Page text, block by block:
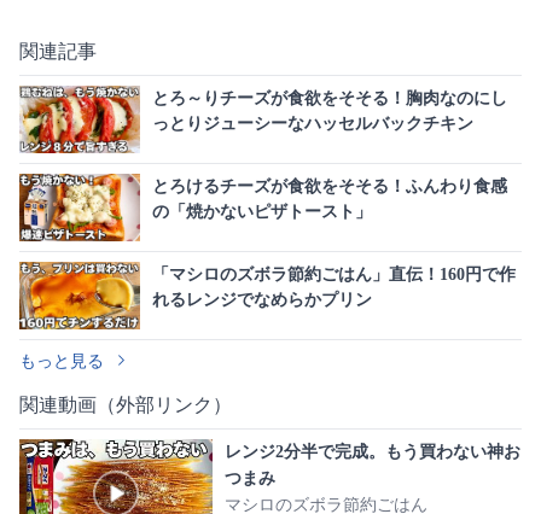
関連記事
とろ～りチーズが食欲をそそる！胸肉なのにし
っとりジューシーなハッセルバックチキン
とろけるチーズが食欲をそそる！ふんわり食感
の「焼かないピザトースト」
「マシロのズボラ節約ごはん」直伝！160円で作
れるレンジでなめらかプリン
もっと見る
関連動画（外部リンク）
レンジ2分半で完成。もう買わない神お
つまみ
マシロのズボラ節約ごはん